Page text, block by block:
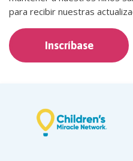
para recibir nuestras
Inscríbase